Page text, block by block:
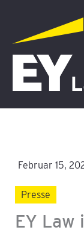
springen
Februar 15,
Presse
EY Law